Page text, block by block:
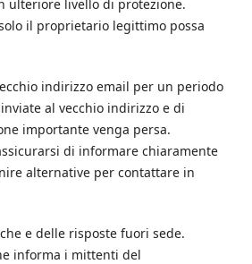
ulteriore livello di protezione.
il proprietario legittimo possa
indirizzo email per un periodo
al vecchio indirizzo e di
importante venga persa.
di informare chiaramente
alternative per contattare in
e delle risposte fuori sede.
informa i mittenti del